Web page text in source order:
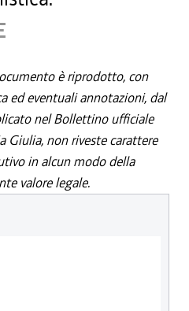
è riprodotto, con
ed eventuali annotazioni, dal
nel Bollettino ufficiale
Giulia, non riveste carattere
in alcun modo della
valore legale.